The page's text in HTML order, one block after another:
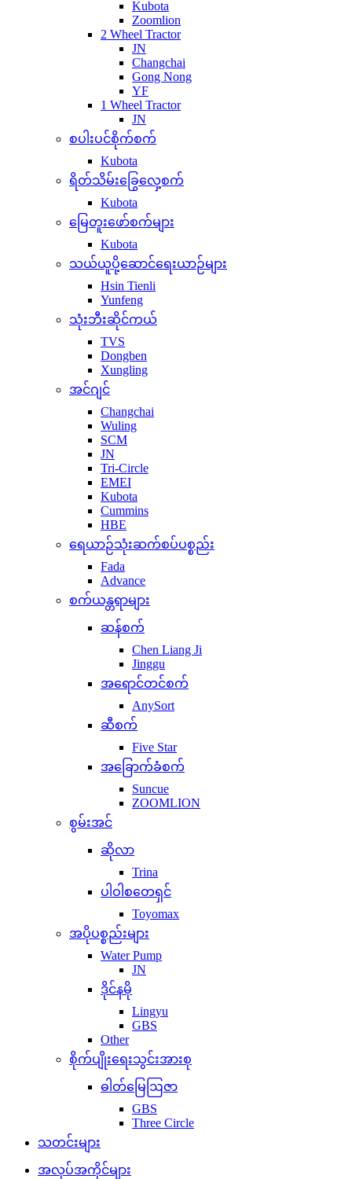
Kubota
Zoomlion
2 Wheel Tractor
JN
Changchai
Gong Nong
YF
1 Wheel Tractor
JN
စပါးပင်စိုက်စက်
Kubota
ရိတ်သိမ်းခြွေလှေ့စက်
Kubota
မြေတူးဖော်စက်များ
Kubota
သယ်ယူပို့ဆောင်ရေးယာဉ်များ
Hsin Tienli
Yunfeng
သုံးဘီးဆိုင်ကယ်
TVS
Dongben
Xungling
အင်ဂျင်
Changchai
Wuling
SCM
JN
Tri-Circle
EMEI
Kubota
Cummins
HBE
ရေယာဉ်သုံးဆက်စပ်ပစ္စည်း
Fada
Advance
စက်ယန္တရာများ
ဆန်စက်
Chen Liang Ji
Jinggu
အရောင်တင်စက်
AnySort
ဆီစက်
Five Star
အခြောက်ခံစက်
Suncue
ZOOMLION
စွမ်းအင်
ဆိုလာ
Trina
ပါဝါစတေရှင်
Toyomax
အပိုပစ္စည်းများ
Water Pump
JN
ဒိုင်နမို
Lingyu
GBS
Other
စိုက်ပျိုးရေးသွင်းအားစု
ဓါတ်မြေဩဇာ
GBS
Three Circle
သတင်းများ
အလုပ်အကိုင်များ